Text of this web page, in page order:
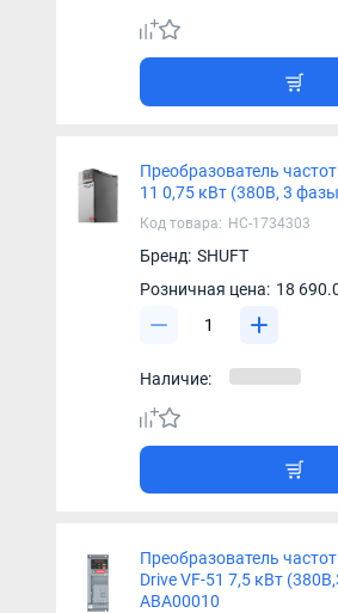
Преобразователь
11 0,75 кВт (380В, 3
Код товара: НС-1734303
Бренд: SHUFT
Розничная цена: 18
Наличие:
Преобразователь
Drive VF-51 7,5 кВт
ABA00010